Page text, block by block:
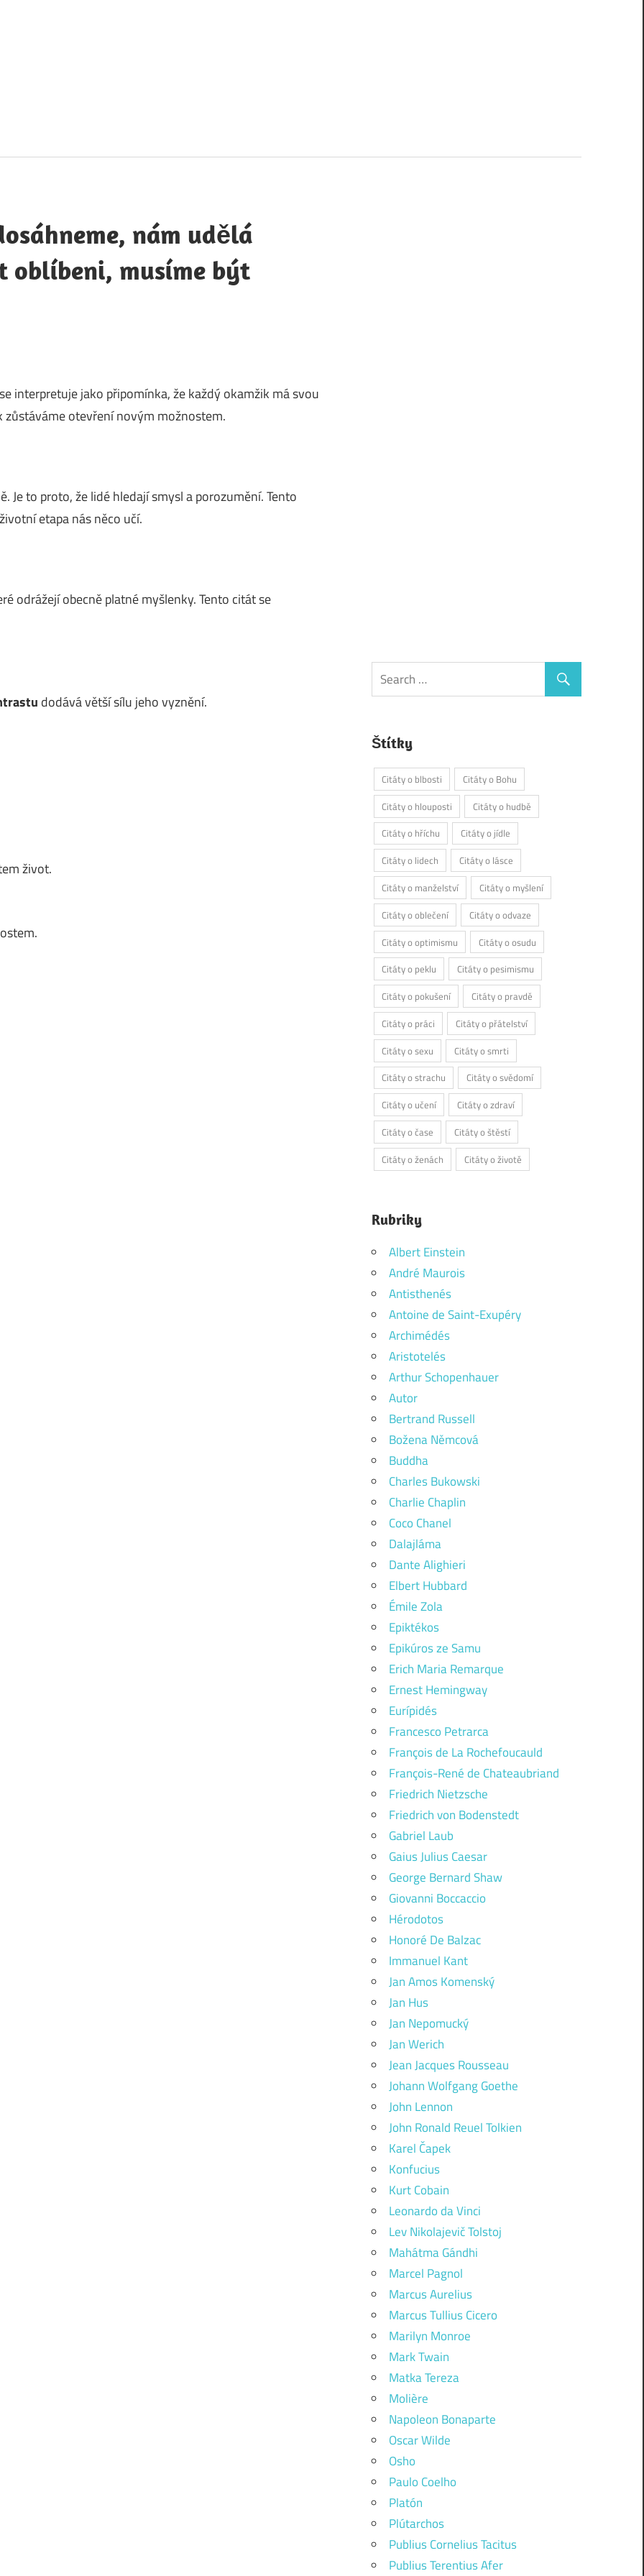
nám udělá
oblíbeni, musíme být
interpretuje jako připomínka, že každý okamžik má svou
otevření novým možnostem.
Je to proto, že lidé hledají smysl a porozumění. Tento
etapa nás něco učí.
odrážejí obecně platné myšlenky. Tento citát se
dodává větší sílu jeho vyznění.
život.
Štítky
Citáty o blbosti
Citáty o Bohu
Citáty o hlouposti
Citáty o hudbě
Citáty o hříchu
Citáty o jídle
Citáty o lidech
Citáty o lásce
Citáty o manželství
Citáty o myšlení
Citáty o oblečení
Citáty o odvaze
Citáty o optimismu
Citáty o osudu
Citáty o peklu
Citáty o pesimismu
Citáty o pokušení
Citáty o pravdě
Citáty o práci
Citáty o přátelství
Citáty o sexu
Citáty o smrti
Citáty o strachu
Citáty o svědomí
Citáty o učení
Citáty o zdraví
Citáty o čase
Citáty o štěstí
Citáty o ženách
Citáty o životě
Rubriky
Albert Einstein
André Maurois
Antisthenés
Antoine de Saint-Exupéry
Archimédés
Aristotelés
Arthur Schopenhauer
Autor
Bertrand Russell
Božena Němcová
Buddha
Charles Bukowski
Charlie Chaplin
Coco Chanel
Dalajláma
Dante Alighieri
Elbert Hubbard
Émile Zola
Epiktékos
Epikúros ze Samu
Erich Maria Remarque
Ernest Hemingway
Eurípidés
Francesco Petrarca
François de La Rochefoucauld
François-René de Chateaubriand
Friedrich Nietzsche
Friedrich von Bodenstedt
Gabriel Laub
Gaius Julius Caesar
George Bernard Shaw
Giovanni Boccaccio
Hérodotos
Honoré De Balzac
Immanuel Kant
Jan Amos Komenský
Jan Hus
Jan Nepomucký
Jan Werich
Jean Jacques Rousseau
Johann Wolfgang Goethe
John Lennon
John Ronald Reuel Tolkien
Karel Čapek
Konfucius
Kurt Cobain
Leonardo da Vinci
Lev Nikolajevič Tolstoj
Mahátma Gándhi
Marcel Pagnol
Marcus Aurelius
Marcus Tullius Cicero
Marilyn Monroe
Mark Twain
Matka Tereza
Molière
Napoleon Bonaparte
Oscar Wilde
Osho
Paulo Coelho
Platón
Plútarchos
Publius Cornelius Tacitus
Publius Terentius Afer